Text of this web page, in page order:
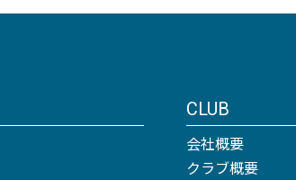
CLUB
会社概要
クラブ概要